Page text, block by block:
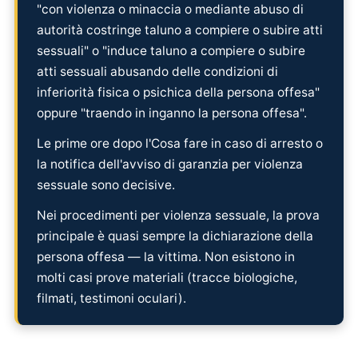
"con violenza o minaccia o mediante abuso di
autorità costringe taluno a compiere o subire atti
sessuali" o "induce taluno a compiere o subire
atti sessuali abusando delle condizioni di
inferiorità fisica o psichica della persona offesa"
oppure "traendo in inganno la persona offesa".
Le prime ore dopo l'Cosa fare in caso di arresto o
la notifica dell'avviso di garanzia per violenza
sessuale sono decisive.
Nei procedimenti per violenza sessuale, la prova
principale è quasi sempre la dichiarazione della
persona offesa — la vittima. Non esistono in
molti casi prove materiali (tracce biologiche,
filmati, testimoni oculari).